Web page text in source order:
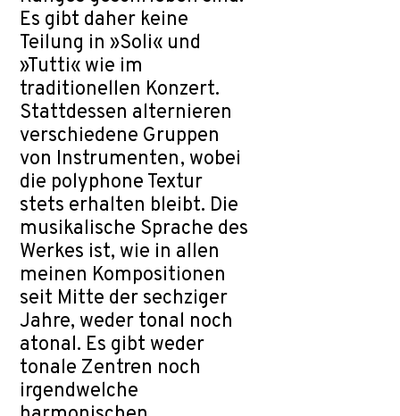
Es gibt daher keine
Teilung in »Soli« und
»Tutti« wie im
traditionellen Konzert.
Stattdessen alternieren
verschiedene Gruppen
von Instrumenten, wobei
die polyphone Textur
stets erhalten bleibt. Die
musikalische Sprache des
Werkes ist, wie in allen
meinen Kompositionen
seit Mitte der sechziger
Jahre, weder tonal noch
atonal. Es gibt weder
tonale Zentren noch
irgendwelche